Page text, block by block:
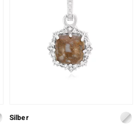
Silber